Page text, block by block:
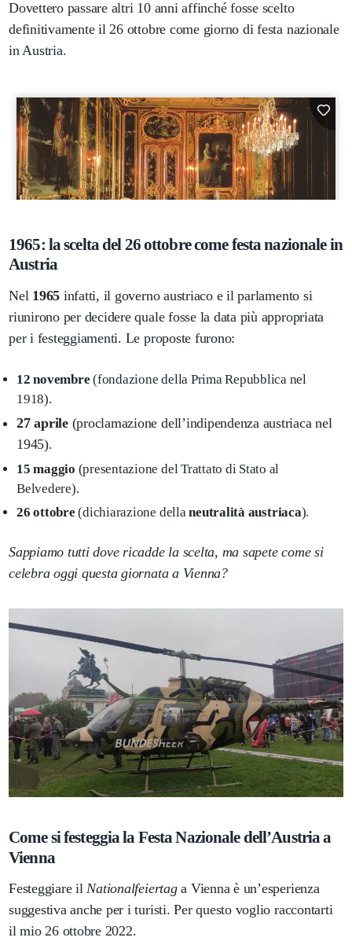
Dovettero passare altri 10 anni affinché fosse scelto
definitivamente il 26 ottobre come giorno di festa nazionale
in Austria.
1965: la scelta del 26 ottobre come festa nazionale in
Austria
Nel 1965 infatti, il governo austriaco e il parlamento si
riunirono per decidere quale fosse la data più appropriata
per i festeggiamenti. Le proposte furono:
12 novembre (fondazione della Prima Repubblica nel
1918).
27 aprile(proclamazione dell’indipendenza austriaca nel
1945).
15 maggio (presentazione del Trattato di Stato al
Belvedere).
26 ottobre (dichiarazione dellaneutralità austriaca).
Sappiamo tutti dove ricadde la scelta, ma sapete come si
celebra oggi questa giornata a Vienna?
Come si festeggia la Festa Nazionale dell’Austria a
Vienna
Festeggiare ilNationalfeiertaga Vienna è un’esperienza
suggestiva anche per i turisti. Per questo voglio raccontarti
il mio 26 ottobre 2022.